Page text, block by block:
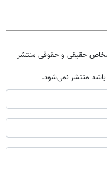
حقیقی و حقوقی منتشر
باشد منتشر نمی‌شود.